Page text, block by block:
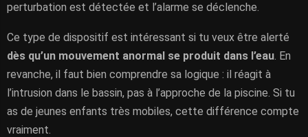
perturbation est détectée et l’alarme se déclenche.
Ce type de dispositif est intéressant si tu veux être alerté
dès qu’un mouvement anormal se produit dans l’eau. En
revanche, il faut bien comprendre sa logique : il réagit à
l’intrusion dans le bassin, pas à l’approche de la piscine. Si tu
as de jeunes enfants très mobiles, cette différence compte
vraiment.